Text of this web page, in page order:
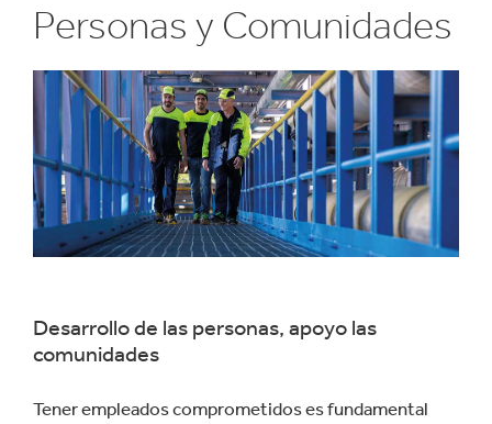
Planeta
Personas y Comunidades
Negocios impactantes
Centro de descargas
Personas y Comunidades
Desarrollo de las personas, apoyo las
comunidades
Tener empleados comprometidos es fundamental